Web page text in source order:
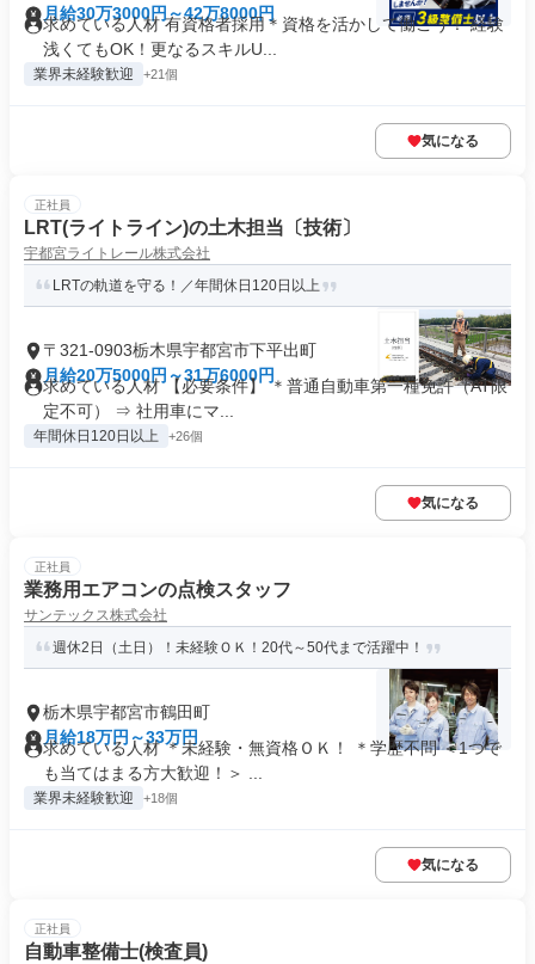
月給30万3000円～42万8000円
求めている人材 有資格者採用＊資格を活かして働こう！ 経験
浅くてもOK！更なるスキルU...
業界未経験歓迎 +21個
気になる
正社員
LRT(ライトライン)の土木担当〔技術〕
宇都宮ライトレール株式会社
LRTの軌道を守る！／年間休日120日以上
〒321-0903栃木県宇都宮市下平出町
月給20万5000円～31万6000円
求めている人材 【必要条件】 ＊普通自動車第一種免許（AT限
定不可） ⇒ 社用車にマ...
年間休日120日以上 +26個
気になる
正社員
業務用エアコンの点検スタッフ
サンテックス株式会社
週休2日（土日）！未経験ＯＫ！20代～50代まで活躍中！
栃木県宇都宮市鶴田町
月給18万円～33万円
求めている人材 ＊未経験・無資格ＯＫ！ ＊学歴不問 ＜1つで
も当てはまる方大歓迎！＞ ...
業界未経験歓迎 +18個
気になる
正社員
自動車整備士(検査員)